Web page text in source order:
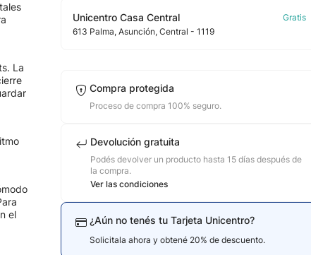
La
el
Unicentro Casa Central
613 Palma, Asunción, Central - 1119
Compra protegida
Proceso de compra 100% seguro.
Devolución gratuita
Podés devolver un producto hasta 15 días después de
la compra.
Ver las condiciones
¿Aún no tenés tu Tarjeta Unicentro?
Solicitala ahora y obtené 20% de descuento.